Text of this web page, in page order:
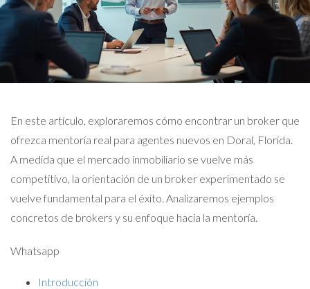
En este artículo, exploraremos cómo encontrar un broker que
ofrezca mentoría real para agentes nuevos en Doral, Florida.
A medida que el mercado inmobiliario se vuelve más
competitivo, la orientación de un broker experimentado se
vuelve fundamental para el éxito. Analizaremos ejemplos
concretos de brokers y su enfoque hacia la mentoría.
Whatsapp
Introducción